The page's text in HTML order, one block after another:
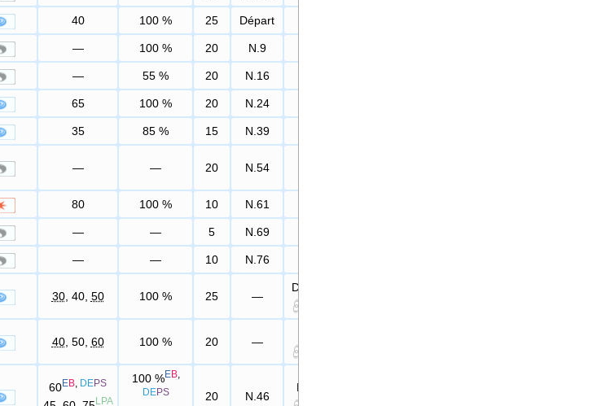
40 100 % 25 Départ
— 100 % 20 N.9
— 55 % 20 N.16
65 100 % 20 N.24
35 85 % 15 N.39
— — 20 N.54
80 100 % 10 N.61
— — 5 N.69
— — 10 N.76
30, 40, 50 100 % 25 —
Départ
40, 50, 60 100 % 20 —
60EB DEPS
LPA
100 %EB,
DEPS
20 N.46
N.12